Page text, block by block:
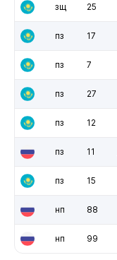
зщ 25
пз 17
пз 7
пз 27
пз 12
пз 11
пз 15
нп 88
нп 99